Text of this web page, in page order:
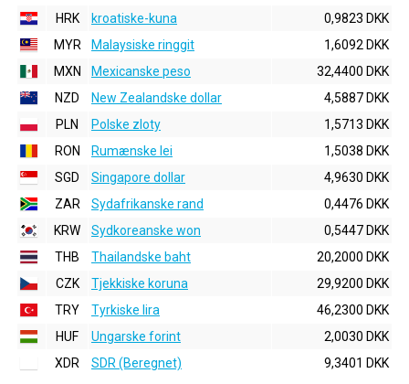
HRK
kroatiske-kuna
0,9823 DKK
MYR
Malaysiske ringgit
1,6092 DKK
MXN
Mexicanske peso
32,4400 DKK
NZD
New Zealandske dollar
4,5887 DKK
PLN
Polske zloty
1,5713 DKK
RON
Rumænske lei
1,5038 DKK
SGD
Singapore dollar
4,9630 DKK
ZAR
Sydafrikanske rand
0,4476 DKK
KRW
Sydkoreanske won
0,5447 DKK
THB
Thailandske baht
20,2000 DKK
CZK
Tjekkiske koruna
29,9200 DKK
TRY
Tyrkiske lira
46,2300 DKK
HUF
Ungarske forint
2,0030 DKK
XDR
SDR (Beregnet) 9,3401 DKK